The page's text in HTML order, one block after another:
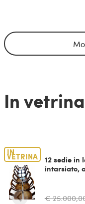
In vetrina
IN
VETRINA
12 sedie in
intarsiato,
€